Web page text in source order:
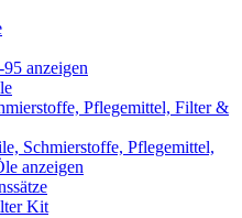
anzeigen
Pflegemittel, Filter &
Schmierstoffe, Pflegemittel,
anzeigen
Kit